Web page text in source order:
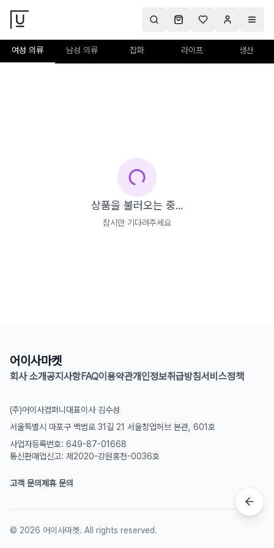
여성 의류 남성 의류 잡화 라이프 생산
상품을 불러오는 중...
잠시만 기다려주세요
어이사마켓
회사 소개공지사항FAQ이용약관개인정보취급방침서비스정책
(주)어이사컴퍼니 대표이사 김수성
서울특별시 마포구 백범로 31길 21 서울창업허브 본관, 601호
사업자등록번호: 649-87-01668
통신판매업신고: 제2020-강원홍천-0036호
고객 문의제휴 문의
© 2026 어이사마켓. All rights reserved.